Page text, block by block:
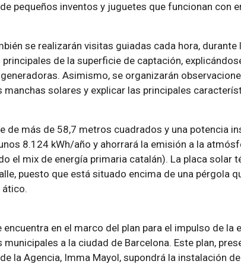
pequeños inventos y juguetes que funcionan con
se realizarán visitas guiadas cada hora,
de la superficie de captación,
Asimismo, se organizarán
manchas solares y explicar las principales
de más de 58,7 metros cuadrados y una potencia
8.124 kWh/año y ahorrará la emisión a la
el mix de energía primaria catalán). La placa solar
puesto que está situado encima de una pérgola
ático.
encuentra en el marco del plan para el impulso de
municipales a la ciudad de Barcelona. Este plan,
la Agencia, Imma Mayol, supondrá la instalación